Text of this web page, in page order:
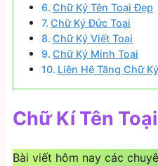
Chữ Ký Tên Toại Đẹp
Chữ Ký Đức Toại
Chữ Ký Viết Toại
Chữ Ký Minh Toại
Liên Hệ Tặng Chữ
Chữ Kí Tên Toại
Bài viết hôm nay các